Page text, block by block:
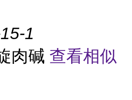
1
肉碱 查看相似